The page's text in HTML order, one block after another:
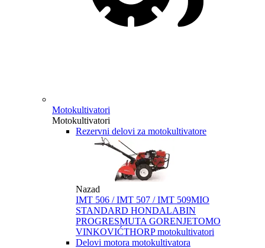
Motokultivatori
Motokultivatori
Rezervni delovi za motokultivatore
Nazad
IMT 506 / IMT 507 / IMT 509MIO
STANDARD HONDALABIN
PROGRESMUTA GORENJETOMO
VINKOVIĆTHORP motokultivatori
Delovi motora motokultivatora